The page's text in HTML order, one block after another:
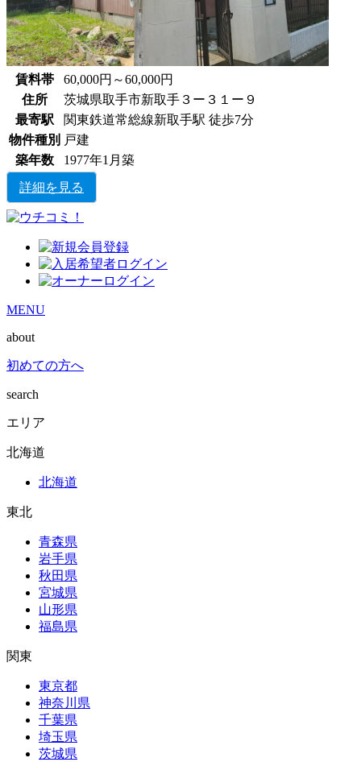
賃料帯
60,000円～60,000円
住所
茨城県取手市新取手３ー３１ー９
最寄駅
関東鉄道常総線新取手駅 徒歩7分
物件種別 戸建
築年数
1977年1月築
詳細を見る
MENU
about
初めての方へ
search
エリア
北海道
北海道
東北
青森県
岩手県
秋田県
宮城県
山形県
福島県
関東
東京都
神奈川県
千葉県
埼玉県
茨城県